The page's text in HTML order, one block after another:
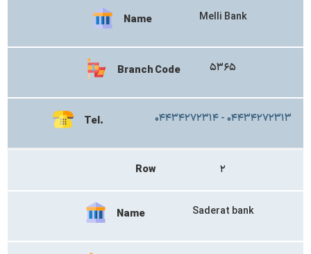
Name Melli Bank
Branch Code ۵۳۶۵
Tel. ۰۴۴۳۴۲۷۲۳۱۴ - ۰۴۴۳۴۲۷۲۳۱۳
Row ۲
Name Saderat bank